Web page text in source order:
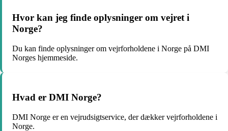
Hvor kan jeg finde oplysninger om vejret i
Norge?
Du kan finde oplysninger om vejrforholdene i Norge på DMI
Norges hjemmeside.
Hvad er DMI Norge?
DMI Norge er en vejrudsigtservice, der dækker vejrforholdene i
Norge.